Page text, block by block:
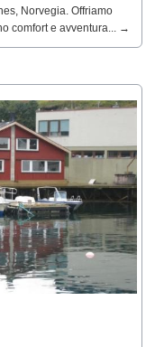
Norvegia. Offriamo
comfort e avventura... →